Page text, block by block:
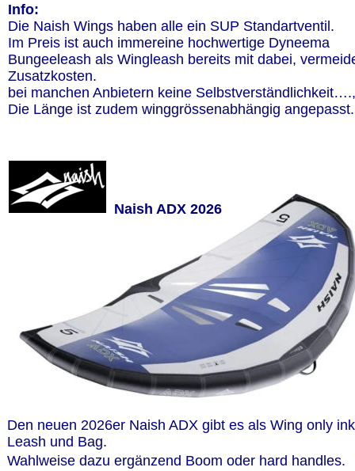
Info:
Die Naish Wings haben alle ein SUP Standartventil.
Im Preis ist auch immereine hochwertige Dyneema
Bungeeleash als Wingleash bereits mit dabei,
Zusatzkosten.
bei manchen Anbietern keine Selbstverständlichkeit….,
Die Länge ist zudem winggrössenabhängig
Naish ADX 2026
Den neuen 2026er Naish ADX gibt es als Wing only
Leash und Bag.
Wahlweise dazu ergänzend Boom oder hard handles.